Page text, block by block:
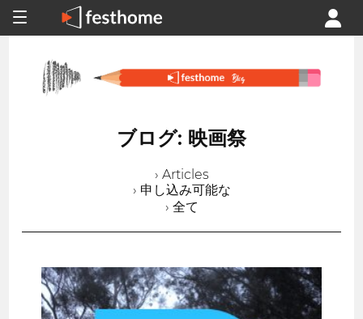
ブログ: 映画祭
› Articles
› 申し込み可能な
› 全て